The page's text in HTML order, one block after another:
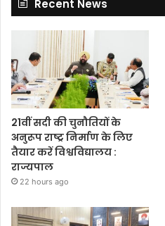
Recent News
21वीं सदी की चुनौतियों के
अनुरूप राष्ट्र निर्माण के लिए
तैयार करें विश्वविद्यालय :
राज्यपाल
22 hours ago